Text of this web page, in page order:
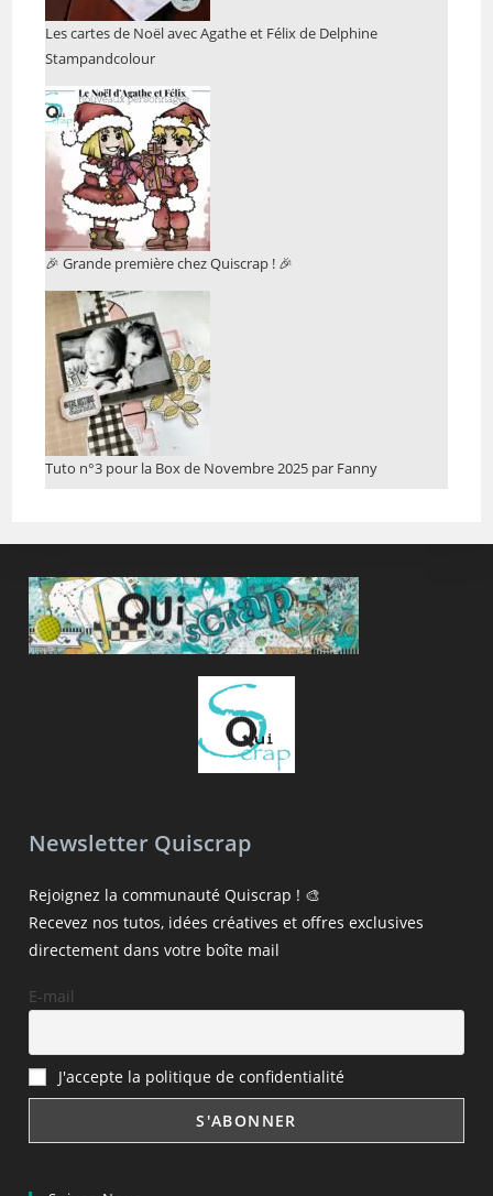
Les cartes de Noël avec Agathe et Félix de Delphine
Stampandcolour
🎉 Grande première chez Quiscrap ! 🎉
Tuto n°3 pour la Box de Novembre 2025 par Fanny
Newsletter Quiscrap
Rejoignez la communauté Quiscrap ! 🎨
Recevez nos tutos, idées créatives et offres exclusives
directement dans votre boîte mail
E-mail
J'accepte la politique de confidentialité